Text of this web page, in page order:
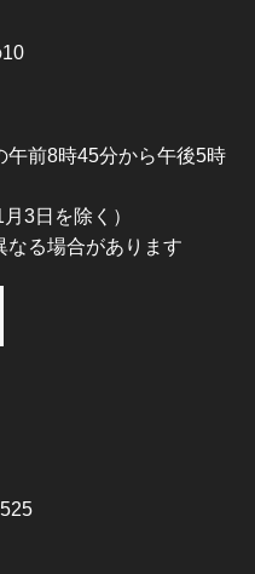
午前8時45分から午後5時
3日を除く）
る場合があります